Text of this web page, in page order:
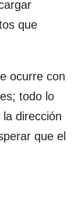
que
ocurre con
todo lo
dirección
que el